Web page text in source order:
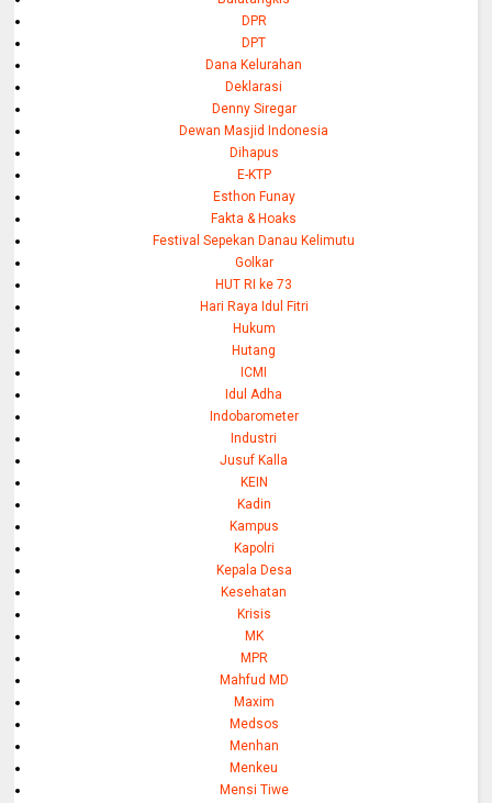
DPR
DPT
Dana Kelurahan
Deklarasi
Denny Siregar
Dewan Masjid Indonesia
Dihapus
E-KTP
Esthon Funay
Fakta & Hoaks
Festival Sepekan Danau Kelimutu
Golkar
HUT RI ke 73
Hari Raya Idul Fitri
Hukum
Hutang
ICMI
Idul Adha
Indobarometer
Industri
Jusuf Kalla
KEIN
Kadin
Kampus
Kapolri
Kepala Desa
Kesehatan
Krisis
MK
MPR
Mahfud MD
Maxim
Medsos
Menhan
Menkeu
Mensi Tiwe